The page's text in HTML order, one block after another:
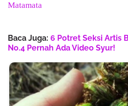
Matamata
Baca Juga: 6 Potret Seksi Artis
No.4 Pernah Ada Video Syur!